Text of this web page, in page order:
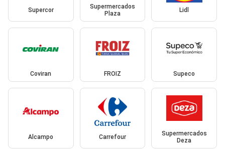
Supercor
Supermercados
Plaza
Lidl
Coviran FROIZ Supeco
Alcampo Carrefour
Supermercados
Deza